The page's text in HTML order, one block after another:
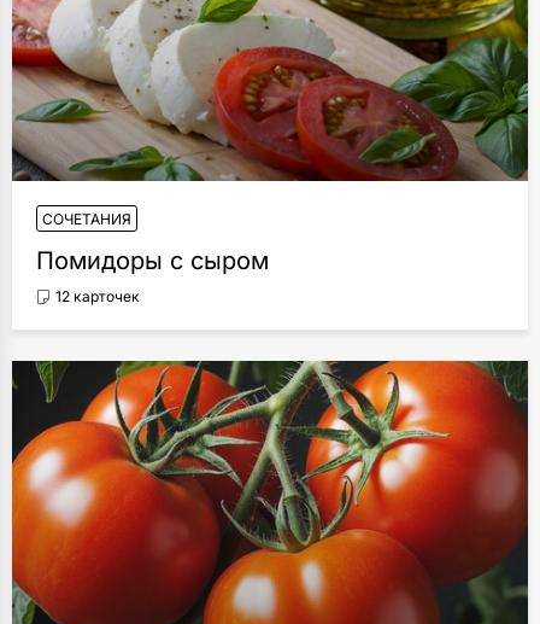
СОЧЕТАНИЯ
Помидоры с сыром
12 карточек